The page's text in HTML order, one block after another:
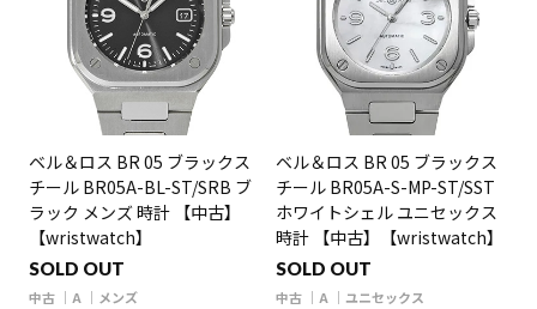
ベル＆ロス BR 05 ブラックス
チール BR05A-BL-ST/SRB ブ
ラック メンズ 時計 【中古】
【wristwatch】
SOLD OUT
中古 A メンズ
ベル＆ロス BR 05 ブラックス
チール BR05A-S-MP-ST/SST
ホワイトシェル ユニセックス
時計 【中古】【wristwatch】
SOLD OUT
中古 A ユニセックス